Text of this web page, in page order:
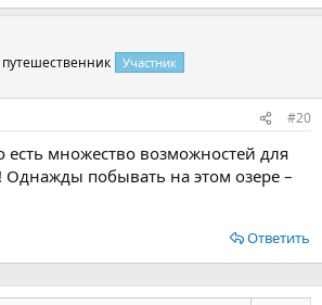
Участник
#20
есть множество возможностей для
Однажды побывать на этом озере –
Ответить